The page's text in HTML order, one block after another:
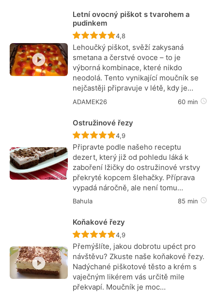
Letní ovocný piškot s tvarohem a
pudinkem
Recept ještě nebyl hodnocen
4,8
Lehoučký piškot, svěží zakysaná
smetana a čerstvé ovoce – to je
výborná kombinace, které nikdo
neodolá. Tento vynikající moučník se
nejčastěji připravuje v létě, kdy je…
ADAMEK26 60 min
Ostružinové řezy
Recept ještě nebyl hodnocen
4,9
Připravte podle našeho receptu
dezert, který již od pohledu láká k
zaboření lžičky do ostružinové vrstvy
překryté kopcem šlehačky. Příprava
vypadá náročně, ale není tomu…
Bahula 85 min
Koňakové řezy
Recept ještě nebyl hodnocen
4,9
Přemýšlíte, jakou dobrotu upéct pro
návštěvu? Zkuste naše koňakové řezy.
Nadýchané piškotové těsto a krém s
vaječným likérem vás určitě mile
překvapí. Moučník je moc…